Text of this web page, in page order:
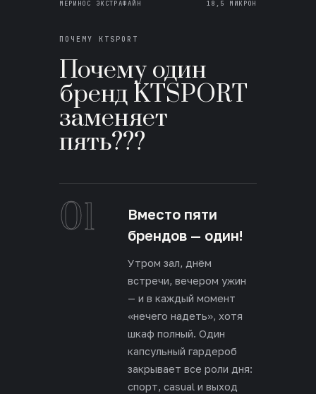
МЕРИНОС ЭКСТРАФАЙН 18,5 МИКРОН
ПОЧЕМУ KTSPORT
Почему один
бренд KTSPORT
заменяет
пять???
01
Вместо пяти
брендов — один!
Утром зал, днём
встречи, вечером ужин
— и в каждый момент
«нечего надеть», хотя
шкаф полный. Один
капсульный гардероб
закрывает все роли дня:
спорт, casual и выход